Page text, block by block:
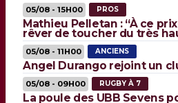
05/08 - 15H00 PROS
Mathieu Pelletan : “À ce
rêver de toucher du très
05/08 - 11H00 ANCIENS
Angel Durango rejoint un
05/08 - 09H00 RUGBY À 7
La poule des UBB Sevens